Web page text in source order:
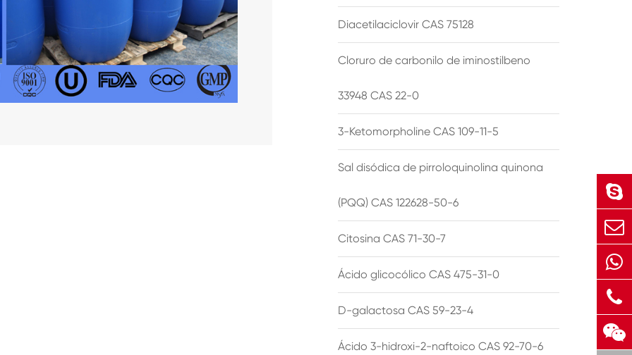
Diacetilaciclovir CAS 75128
Cloruro de carbonilo de iminostilbeno
33948 CAS 22-0
3-Ketomorpholine CAS 109-11-5
Sal disódica de pirroloquinolina quinona
(PQQ) CAS 122628-50-6
Citosina CAS 71-30-7
Ácido glicocólico CAS 475-31-0
D-galactosa CAS 59-23-4
Ácido 3-hidroxi-2-naftoico CAS 92-70-6